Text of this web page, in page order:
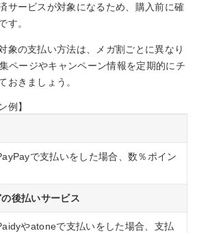
サービスが対象になるため、購入前に確
す。
象の支払い方法は、メガ割ごとに異なり
ページやキャンペーン情報を定期的にチ
おきましょう。
例】
で支払いをした場合、数％ポイン
後払いサービス
やatoneで支払いをした場合、支払